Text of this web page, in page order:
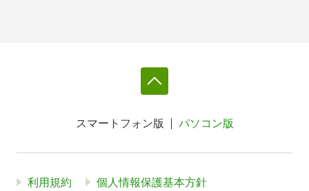
スマートフォン版 パソコン版
利用規約 個人情報保護基本方針